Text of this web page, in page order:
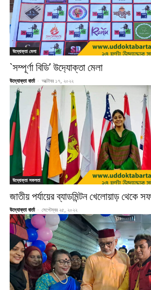
উদ্যোক্তা মেলা
`সম্পূর্ণা বিডি’ উদ‍্যোক্তা মেলা
উদ্যোক্তা বার্তা - অক্টোবর ১৭, ২০২২
উদ্যোক্তা সফলতা
জাতীয় পর্যায়ের ব্যাডমিন্টন খেলোয়াড় থেকে
উদ্যোক্তা বার্তা - সেপ্টেম্বর ২৫, ২০২২